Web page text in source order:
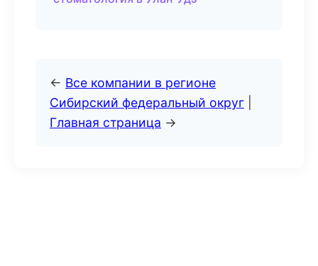
← Все компании в регионе
Сибирский федеральный округ
Главная страница →